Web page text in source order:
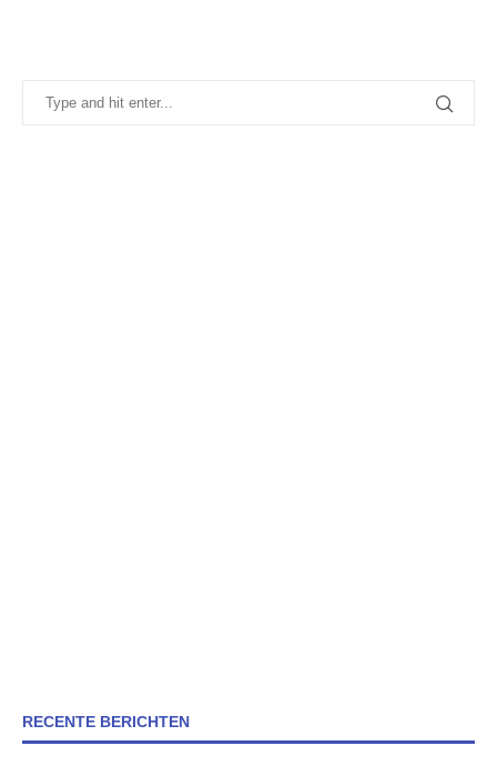
RECENTE BERICHTEN